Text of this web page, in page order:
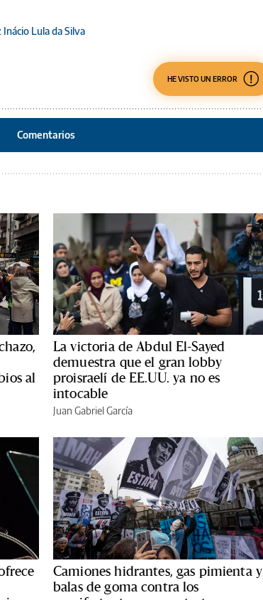
Inácio Lula da Silva
HE VISTO UN ERROR
Comentarios
al
La victoria de Abdul El-Sayed
demuestra que el gran lobby
proisraelí de EE.UU. ya no es
intocable
Juan Gabriel García
Camiones hidrantes, gas pimienta y
balas de goma contra los